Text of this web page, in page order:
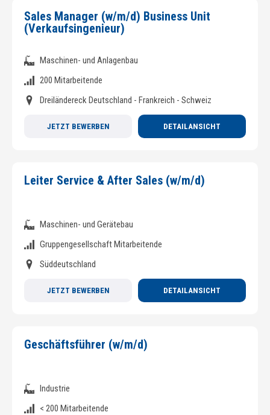
Sales Manager (w/m/d) Business Unit
(Verkaufsingenieur)
Maschinen- und Anlagenbau
200 Mitarbeitende
Dreiländereck Deutschland - Frankreich - Schweiz
JETZT BEWERBEN DETAILANSICHT
Leiter Service & After Sales (w/m/d)
Maschinen- und Gerätebau
Gruppengesellschaft Mitarbeitende
Süddeutschland
JETZT BEWERBEN DETAILANSICHT
Geschäftsführer (w/m/d)
Industrie
< 200 Mitarbeitende